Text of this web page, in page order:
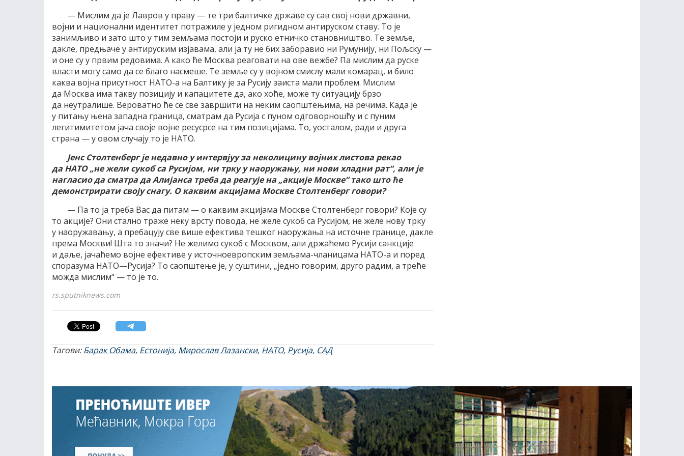
— Мислим да је Лавров у праву — те три балтичке државе су сав свој нови државни,
војни и национални идентитет потражиле у једном ригидном антируском ставу. То је
занимљиво и зато што у тим земљама постоји и руско етничко становништво. Те земље,
дакле, предњаче у антируским изјавама, али ја ту не бих заборавио ни Румунију, ни Пољску —
и оне су у првим редовима. А како ће Москва реаговати на ове вежбе? Па мислим да руске
власти могу само да се благо насмеше. Те земље су у војном смислу мали комарац, и било
каква војна присутност НАТО-а на Балтику је за Русију заиста мали проблем. Мислим
да Москва има такву позицију и капацитете да, ако хоће, може ту ситуацију брзо
да неутралише. Вероватно ће се све завршити на неким саопштењима, на речима. Када је
у питању њена западна граница, сматрам да Русија с пуном одговорношћу и с пуним
легитимитетом јача своје војне ресусрсе на тим позицијама. То, уосталом, ради и друга
страна — у овом случају то је НАТО.
Јенс Столтенберг је недавно у интервјуу за неколицину војних листова рекао
да НАТО„не жели сукоб са Русијом, ни трку у наоружању, ни нови хладни рат“, али је
нагласио да сматра да Алијанса треба да реагује на „акције Москве“тако што ће
демонстрирати своју снагу. О каквим акцијама Москве Столтенберг говори?
— Па то ја треба Вас да питам — о каквим акцијама Москве Столтенберг говори? Које су
то акције? Они стално траже неку врсту повода, не желе сукоб са Русијом, не желе нову трку
у наоружавању, а пребацују све више ефектива тешког наоружања на источне границе, дакле
према Москви! Шта то значи? Не желимо сукоб с Москвом, али држаћемо Русији санкције
и даље, јачаћемо војне ефективе у источноевропским земљама-чланицама НАТО-а и поред
споразума НАТО—Русија? То саопштење је, у суштини, „једно говорим, друго радим, а треће
можда мислим“ — то је то.
rs.sputniknews.com
Тагови:Барак Обама, Естонија, Мирослав Лазански, НАТО, Русија, САД